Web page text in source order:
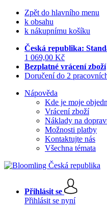
Zpět do hlavního menu
k obsahu
k nákupnímu košíku
Česká republika:
1 069,00 Kč
Bezplatné vrácení zboží
Doručení do 2
Nápověda
Kde je moje
Vrácení zboží
Náklady na
Možnosti platby
Kontaktujte nás
Všechna témata
Přihlásit se
Přihlásit se nyní